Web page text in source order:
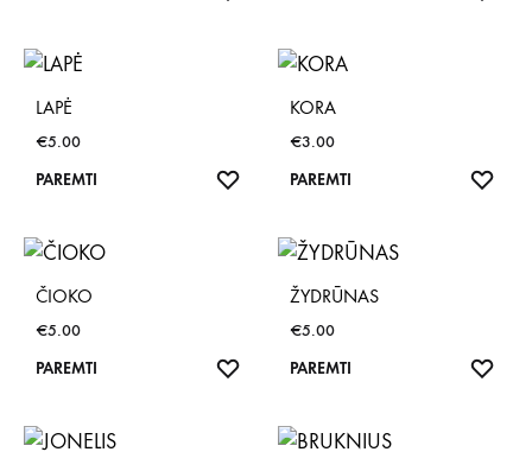
LAPĖ
€5.00
PAREMTI
KORA
€3.00
PAREMTI
ČIOKO
€5.00
PAREMTI
ŽYDRŪNAS
€5.00
PAREMTI